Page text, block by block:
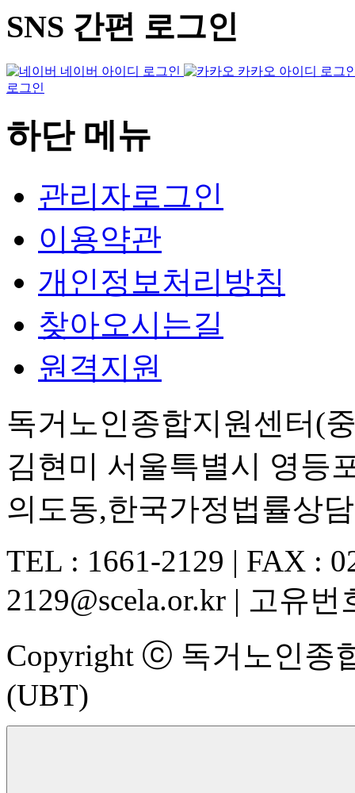
SNS 간편 로그인
네이버 아이디 로그인
카카오 아이디 로그
로그인
하단 메뉴
관리자로그인
이용약관
개인정보처리방침
찾아오시는길
원격지원
독거노인종합지원센터(
김현미 서울특별시 영등
의도동,한국가정법률상
TEL : 1661-2129 | FAX :
2129@scela.or.kr | 고유번
Copyright ⓒ 독거노인종
(UBT)